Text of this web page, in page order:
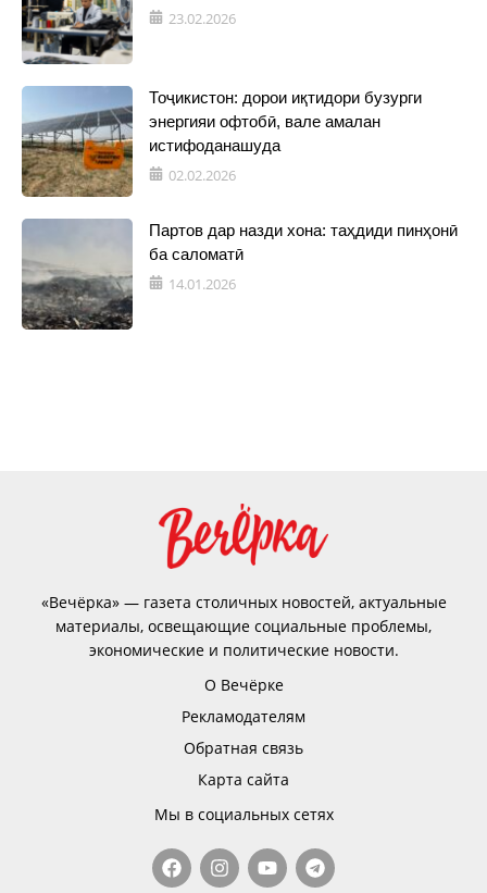
23.02.2026
Тоҷикистон: дорои иқтидори бузурги
энергияи офтобӣ, вале амалан
истифоданашуда
02.02.2026
Партов дар назди хона: таҳдиди пинҳонӣ
ба саломатӣ
14.01.2026
«Вечёрка» — газета столичных новостей, актуальные
материалы, освещающие социальные проблемы,
экономические и политические новости.
О Вечёрке
Рекламодателям
Обратная связь
Карта сайта
Мы в социальных сетях